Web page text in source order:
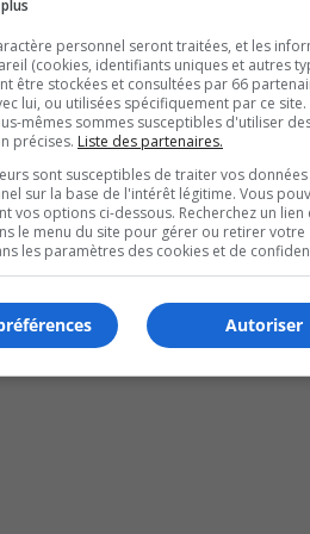
célèbre ses 75 ans.
personnel seront traitées, et les
(cookies, identifiants uniques et autres
être stockées et consultées par 66
lui, ou utilisées spécifiquement par ce site.
mêmes sommes susceptibles d'utiliser
précises. Liste des partenaires.
sont susceptibles de traiter vos données
sur la base de l'intérêt légitime. Vous
vos options ci-dessous. Recherchez un lien
le menu du site pour gérer ou retirer votre
les paramètres des cookies et de
Autoriser